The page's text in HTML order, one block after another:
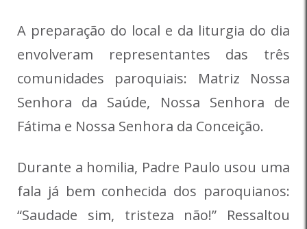
A preparação do local e da liturgia do dia
envolveram representantes das três
comunidades paroquiais: Matriz Nossa
Senhora da Saúde, Nossa Senhora de
Fátima e Nossa Senhora da Conceição.
Durante a homilia, Padre Paulo usou uma
fala já bem conhecida dos paroquianos:
“Saudade sim, tristeza não!” Ressaltou